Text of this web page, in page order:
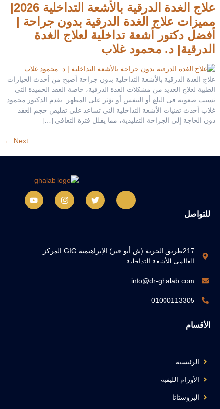
علاج الغدة الدرقية بالأشعة التداخلية 2026|
مميزات علاج الغدة الدرقية بدون جراحة |
أفضل دكتور أشعة تداخلية لعلاج الغدة
الدرقية| د. محمود غلاب
علاج الغدة الدرقية بالأشعة التداخلية بدون جراحة أصبح من أحدث الخيارات
الطبية لعلاج العديد من مشكلات الغدة الدرقية، خاصة العقد الحميدة التى
تسبب صعوبة فى البلع أو التنفس أو تؤثر على المظهر. يقدم الدكتور محمود
غلاب أحدث تقنيات الأشعة التداخلية التى تساعد على تقليص حجم العقد
دون الحاجة إلى الجراحة التقليدية، مما يقلل فترة التعافى […]
Next
←
للتواصل
217طريق الحرية (ش أبو قير) الإبراهيمية GIG المركز
العالمى للأشعة التداخلية
info@dr-ghalab.com
01000113305
الأقسام
الرئيسية
الأورام الليفية
البروستاتا